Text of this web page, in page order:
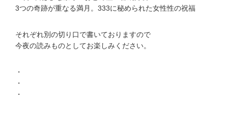
3つの奇跡が重なる満月。333に秘められた女性性の祝福
それぞれ別の切り口で書いておりますので
今夜の読みものとしてお楽しみください。
・
・
・